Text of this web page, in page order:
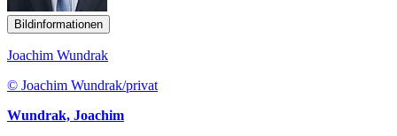
Bildinformationen
Joachim Wundrak
© Joachim Wundrak/privat
Wundrak, Joachim